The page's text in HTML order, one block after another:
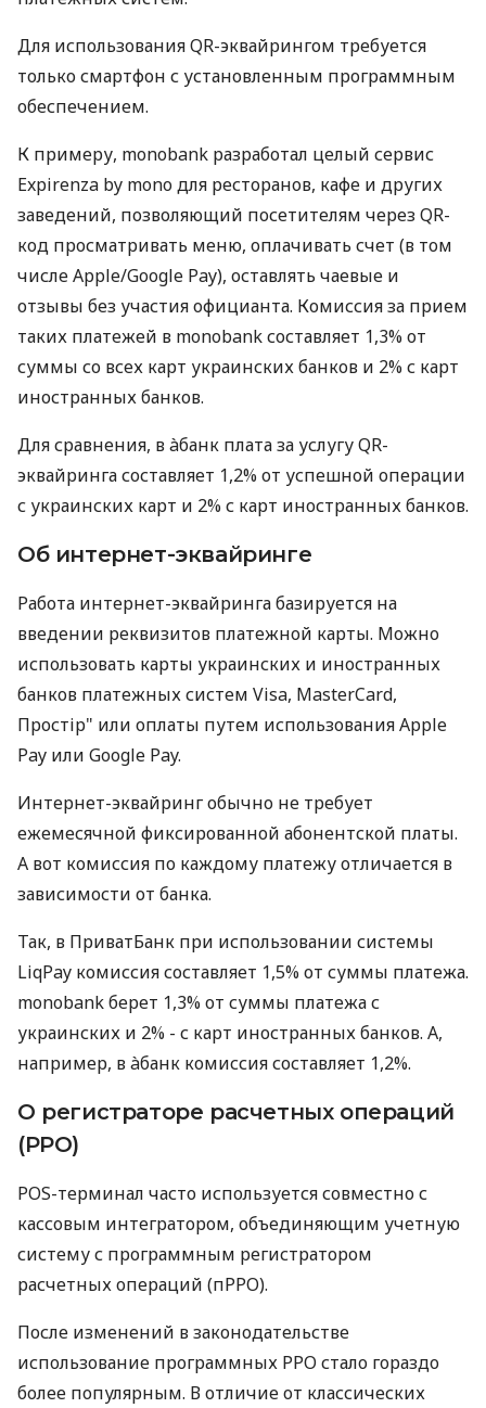
Для использования QR-эквайрингом требуется
только смартфон с установленным программным
обеспечением.
К примеру, monobank разработал целый сервис
Expirenza by mono для ресторанов, кафе и других
заведений, позволяющий посетителям через QR-
код просматривать меню, оплачивать счет (в том
числе Apple/Google Pay), оставлять чаевые и
отзывы без участия официанта. Комиссия за прием
таких платежей в monobank составляет 1,3% от
суммы со всех карт украинских банков и 2% с карт
иностранных банков.
Для сравнения, в àбанк плата за услугу QR-
эквайринга составляет 1,2% от успешной операции
с украинских карт и 2% с карт иностранных банков.
Об интернет-эквайринге
Работа интернет-эквайринга базируется на
введении реквизитов платежной карты. Можно
использовать карты украинских и иностранных
банков платежных систем Visa, MasterCard,
Простір" или оплаты путем использования Apple
Pay или Google Pay.
Интернет-эквайринг обычно не требует
ежемесячной фиксированной абонентской платы.
А вот комиссия по каждому платежу отличается в
зависимости от банка.
Так, в ПриватБанк при использовании системы
LiqPay комиссия составляет 1,5% от суммы платежа.
monobank берет 1,3% от суммы платежа с
украинских и 2% - с карт иностранных банков. А,
например, в àбанк комиссия составляет 1,2%.
О регистраторе расчетных операций
(РРО)
POS-терминал часто используется совместно с
кассовым интегратором, объединяющим учетную
систему с программным регистратором
расчетных операций (пРРО).
После изменений в законодательстве
использование программных РРО стало гораздо
более популярным. В отличие от классических